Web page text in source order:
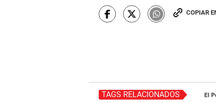
COPIAR
TAGS RELACIONADOS El